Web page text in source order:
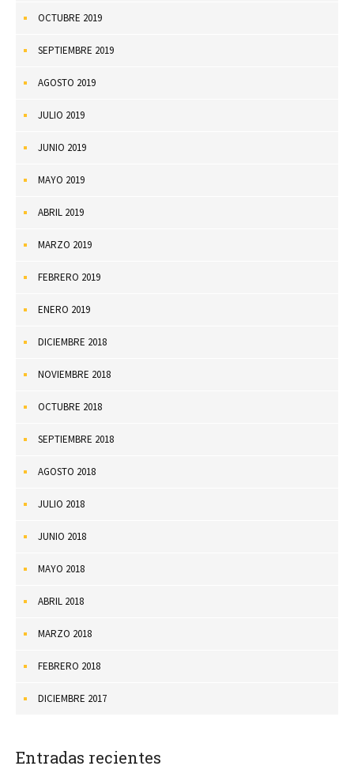
OCTUBRE 2019
SEPTIEMBRE 2019
AGOSTO 2019
JULIO 2019
JUNIO 2019
MAYO 2019
ABRIL 2019
MARZO 2019
FEBRERO 2019
ENERO 2019
DICIEMBRE 2018
NOVIEMBRE 2018
OCTUBRE 2018
SEPTIEMBRE 2018
AGOSTO 2018
JULIO 2018
JUNIO 2018
MAYO 2018
ABRIL 2018
MARZO 2018
FEBRERO 2018
DICIEMBRE 2017
Entradas recientes